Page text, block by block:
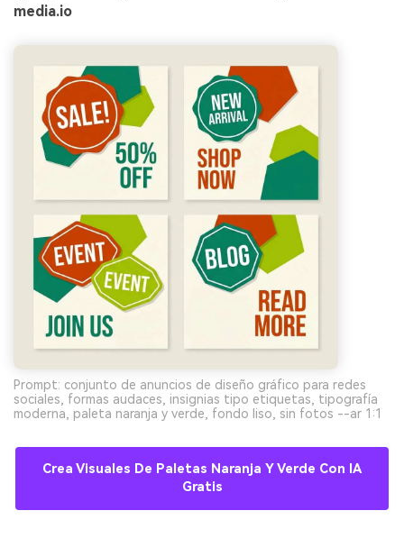
media.io
Prompt: conjunto de anuncios de diseño gráfico para redes
sociales, formas audaces, insignias tipo etiquetas, tipografía
moderna, paleta naranja y verde, fondo liso, sin fotos --ar 1:1
Crea Visuales De Paletas Naranja Y Verde Con IA
Gratis